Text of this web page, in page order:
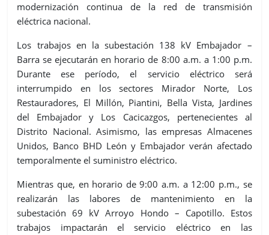
modernización continua de la red de transmisión
eléctrica nacional.
Los trabajos en la subestación 138 kV Embajador –
Barra se ejecutarán en horario de 8:00 a.m. a 1:00 p.m.
Durante ese período, el servicio eléctrico será
interrumpido en los sectores Mirador Norte, Los
Restauradores, El Millón, Piantini, Bella Vista, Jardines
del Embajador y Los Cacicazgos, pertenecientes al
Distrito Nacional. Asimismo, las empresas Almacenes
Unidos, Banco BHD León y Embajador verán afectado
temporalmente el suministro eléctrico.
Mientras que, en horario de 9:00 a.m. a 12:00 p.m., se
realizarán las labores de mantenimiento en la
subestación 69 kV Arroyo Hondo – Capotillo. Estos
trabajos impactarán el servicio eléctrico en las